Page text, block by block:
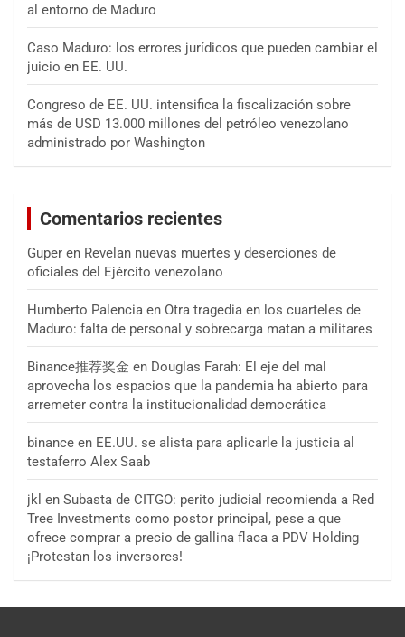
al entorno de Maduro
Caso Maduro: los errores jurídicos que pueden cambiar el
juicio en EE. UU.
Congreso de EE. UU. intensifica la fiscalización sobre
más de USD 13.000 millones del petróleo venezolano
administrado por Washington
Comentarios recientes
Guper en Revelan nuevas muertes y deserciones de
oficiales del Ejército venezolano
Humberto Palencia en Otra tragedia en los cuarteles de
Maduro: falta de personal y sobrecarga matan a militares
Binance推荐奖金 en Douglas Farah: El eje del mal
aprovecha los espacios que la pandemia ha abierto para
arremeter contra la institucionalidad democrática
binance en EE.UU. se alista para aplicarle la justicia al
testaferro Alex Saab
jkl en Subasta de CITGO: perito judicial recomienda a Red
Tree Investments como postor principal, pese a que
ofrece comprar a precio de gallina flaca a PDV Holding
¡Protestan los inversores!